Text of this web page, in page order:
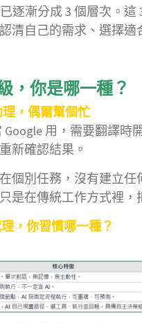
逐漸分成 3 個層次。
清自己的需求、選擇
，你是哪一種？
，偶爾幫個忙
Google 用，需要翻譯
新確認結果。
個別任務，沒有建立
是在傳統工作方式裡，
，你習慣哪一種？